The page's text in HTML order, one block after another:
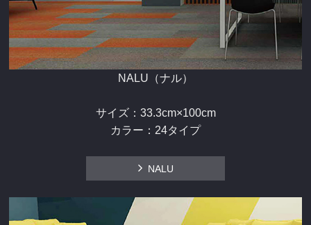
NALU（ナル）
サイズ：33.3cm×100cm
カラー：24タイプ
NALU